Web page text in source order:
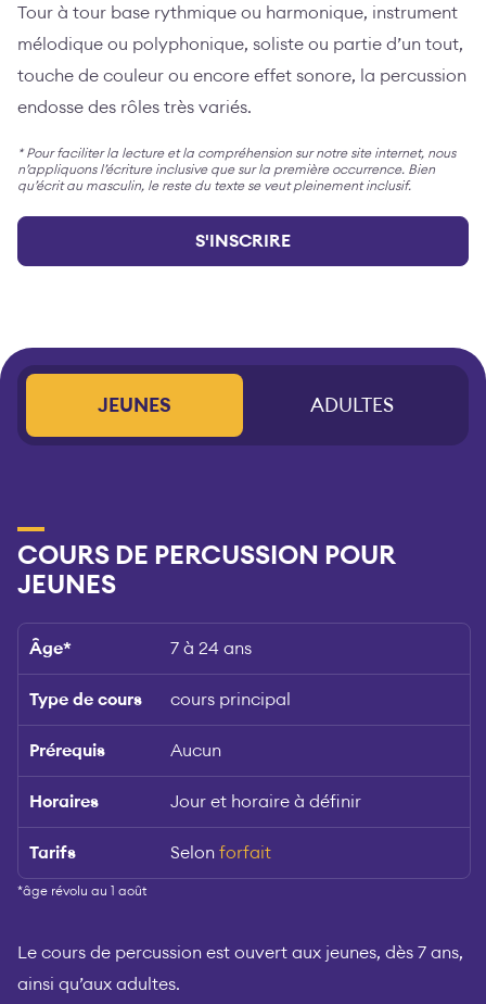
Tour à tour base rythmique ou harmonique, instrument
mélodique ou polyphonique, soliste ou partie d’un tout,
touche de couleur ou encore effet sonore, la percussion
endosse des rôles très variés.
* Pour faciliter la lecture et la compréhension sur notre site internet, nous
n’appliquons l’écriture inclusive que sur la première occurrence. Bien
qu’écrit au masculin, le reste du texte se veut pleinement inclusif.
S'INSCRIRE
JEUNES ADULTES
COURS DE PERCUSSION POUR
JEUNES
Âge* 7 à 24 ans
Type de cours cours principal
Prérequis Aucun
Horaires Jour et horaire à définir
Tarifs Selon forfait
*âge révolu au 1 août
Le cours de percussion est ouvert aux jeunes, dès 7 ans,
ainsi qu’aux adultes.